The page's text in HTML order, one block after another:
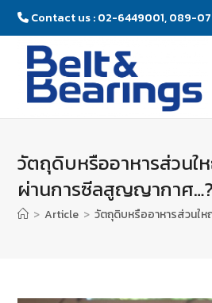
Contact us : 02-6449001, 089-
วัตถุดิบหรืออาหารส่วนใ
ผ่านการซีลสูญญากาศ…?
> Article > วัตถุดิบหรืออาหารส่วนใ